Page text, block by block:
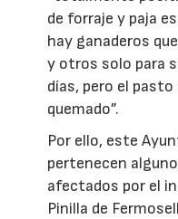
de forraje y paja
hay ganaderos
y otros solo para
días, pero el
quemado”.
Por ello, este
pertenecen
afectados por el
Pinilla de